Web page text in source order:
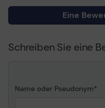
Schocktoleranz (in
Eine
Schreiben Sie eine
Name oder Pseudonym